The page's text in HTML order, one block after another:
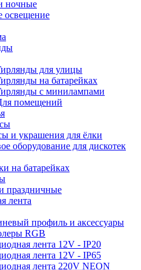
ночные
освещение
для улицы
на батарейках
с минилампами
помещений
и украшения для ёлки
оборудование для дискотек
на батарейках
праздничные
лента
профиль и аксессуары
RGB
лента 12V - IP20
лента 12V - IP65
лента 220V NEON